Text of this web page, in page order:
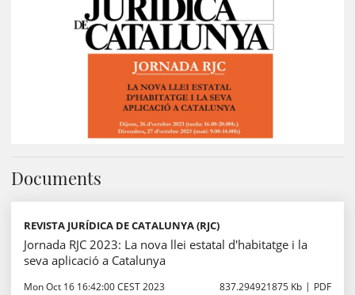
Documents
REVISTA JURÍDICA DE CATALUNYA (RJC)
Jornada RJC 2023: La nova llei estatal d'habitatge i la
seva aplicació a Catalunya
Mon Oct 16 16:42:00 CEST 2023 837.294921875 Kb PDF